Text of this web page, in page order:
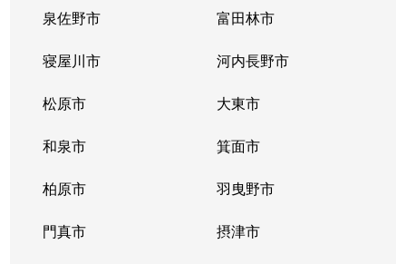
泉佐野市 富田林市
寝屋川市 河内長野市
松原市 大東市
和泉市 箕面市
柏原市 羽曳野市
門真市 摂津市